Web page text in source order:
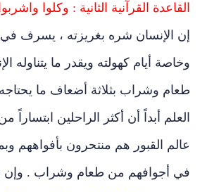
القاعدة القرآنية الثانية : وكلوا
إن الإنسان شره بغريزته ، يسرف
وخاصة أيام كهولته ويقدر ما يتناوله
طعام وشراب بثلاثة أضعاف ما
العلم أبداً أن أكثر الراحلين ابتساراً
عالم القبور هم منتحرون بأفواههم
في أجوافهم من طعام وشراب . وإن في